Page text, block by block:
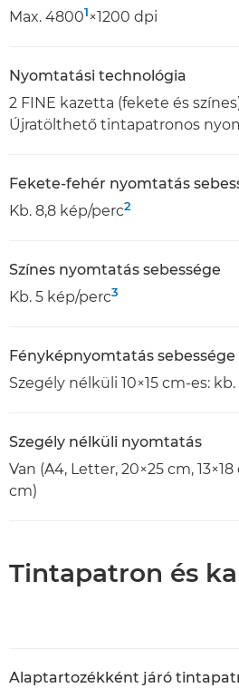
Max. 48001×1200 dpi
Nyomtatási technológia
2 FINE kazetta (fekete és
Újratölthető tintapatronos
Fekete-fehér nyomtatás
Kb. 8,8 kép/perc2
Színes nyomtatás sebessége
Kb. 5 kép/perc3
Fényképnyomtatás sebessége
Szegély nélküli 10×15 cm-es:
Szegély nélküli nyomtatás
Van (A4, Letter, 20×25 cm, 13×18
cm)
Tintapatron és
Alaptartozékként járó